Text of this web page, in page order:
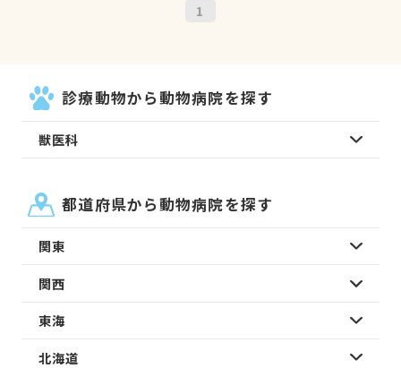
1
診療動物から動物病院を探す
獣医科
都道府県から動物病院を探す
関東
関西
東海
北海道